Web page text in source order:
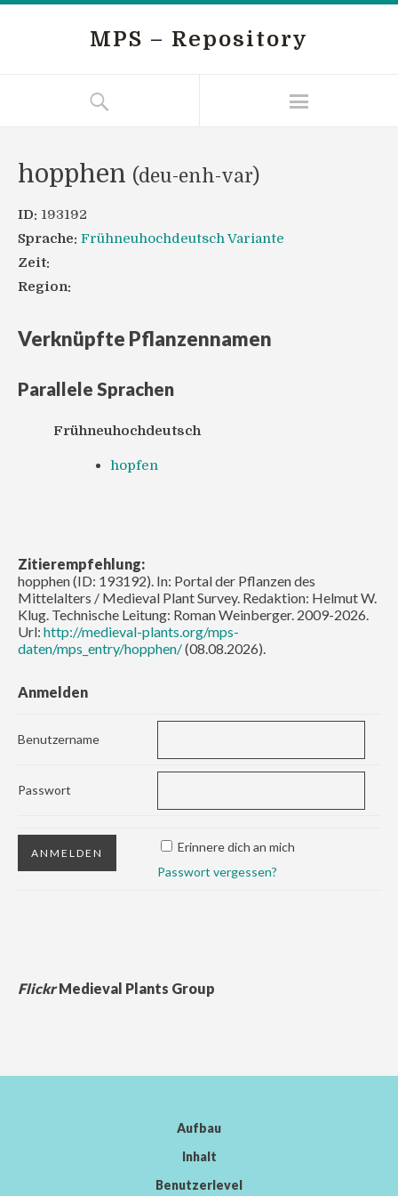
MPS – Repository
hopphen (deu-enh-var)
ID: 193192
Sprache: Frühneuhochdeutsch Variante
Zeit:
Region:
Verknüpfte Pflanzennamen
Parallele Sprachen
Frühneuhochdeutsch
hopfen
Zitierempfehlung:
hopphen (ID: 193192). In: Portal der Pflanzen des
Mittelalters / Medieval Plant Survey. Redaktion: Helmut W.
Klug. Technische Leitung: Roman Weinberger. 2009-2026.
Url: http://medieval-plants.org/mps-
daten/mps_entry/hopphen/(08.08.2026).
Anmelden
Benutzername
Passwort
Erinnere dich an mich
Passwort vergessen?
FlickrMedieval Plants Group
Aufbau
Inhalt
Benutzerlevel